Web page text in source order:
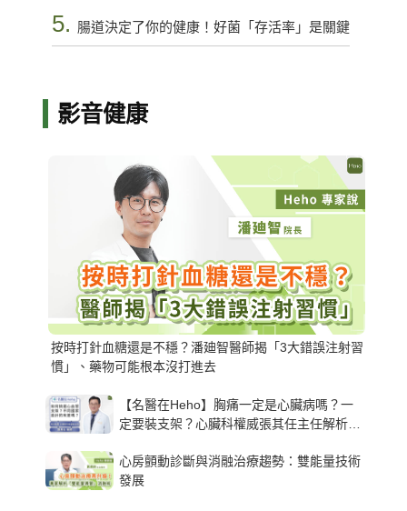
5. 腸道決定了你的健康！好菌「存活率」是關鍵
影音健康
按時打針血糖還是不穩？潘廸智醫師揭「3大錯誤注射習
慣」、藥物可能根本沒打進去
【名醫在Heho】胸痛一定是心臟病嗎？一
定要裝支架？心臟科權威張其任主任解析支
心房顫動診斷與消融治療趨勢：雙能量技術
發展